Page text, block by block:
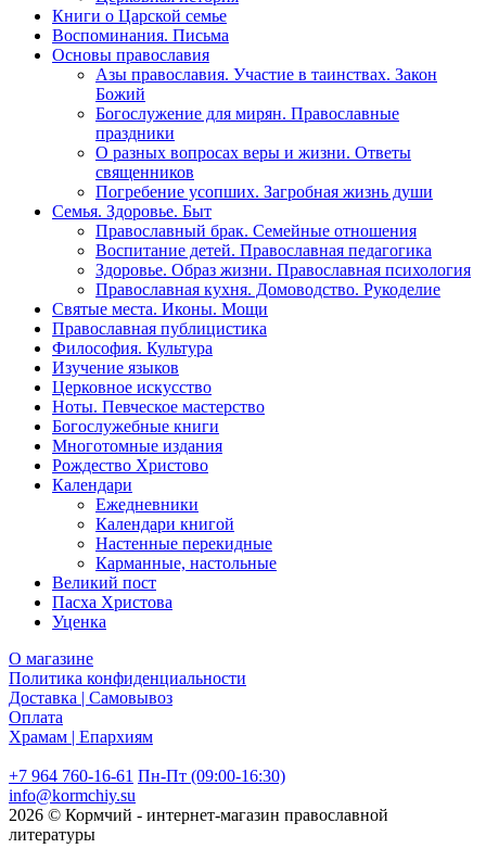
Книги о Царской семье
Воспоминания. Письма
Основы православия
Азы православия. Участие в таинствах. Закон
Божий
Богослужение для мирян. Православные
праздники
О разных вопросах веры и жизни. Ответы
священников
Погребение усопших. Загробная жизнь души
Семья. Здоровье. Быт
Православный брак. Семейные отношения
Воспитание детей. Православная педагогика
Здоровье. Образ жизни. Православная психология
Православная кухня. Домоводство. Рукоделие
Святые места. Иконы. Мощи
Православная публицистика
Философия. Культура
Изучение языков
Церковное искусство
Ноты. Певческое мастерство
Богослужебные книги
Многотомные издания
Рождество Христово
Календари
Ежедневники
Календари книгой
Настенные перекидные
Карманные, настольные
Великий пост
Пасха Христова
Уценка
О магазине
Политика конфиденциальности
Доставка | Самовывоз
Оплата
Храмам | Епархиям
+7 964 760-16-61 Пн-Пт (09:00-16:30)
info@kormchiy.su
2026 © Кормчий - интернет-магазин православной
литературы